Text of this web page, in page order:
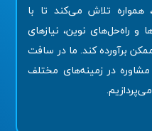
همواره تلاش می‌کند تا با
و راه‌حل‌های نوین، نیازهای
برآورده کند. ما در سافت
مشاوره در زمینه‌های مختلف